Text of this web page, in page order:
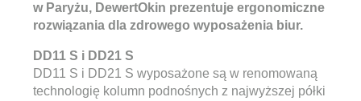
w Paryżu, DewertOkin prezentuje ergonomiczne
rozwiązania dla zdrowego wyposażenia biur.
DD11 S i DD21 S
DD11 S i DD21 S wyposażone są w renomowaną
technologię kolumn podnośnych z najwyższej półki